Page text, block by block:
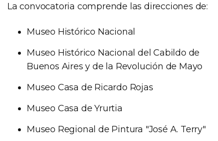
La convocatoria comprende las direcciones de:
Museo Histórico Nacional
Museo Histórico Nacional del Cabildo de
Buenos Aires y de la Revolución de Mayo
Museo Casa de Ricardo Rojas
Museo Casa de Yrurtia
Museo Regional de Pintura "José A. Terry"